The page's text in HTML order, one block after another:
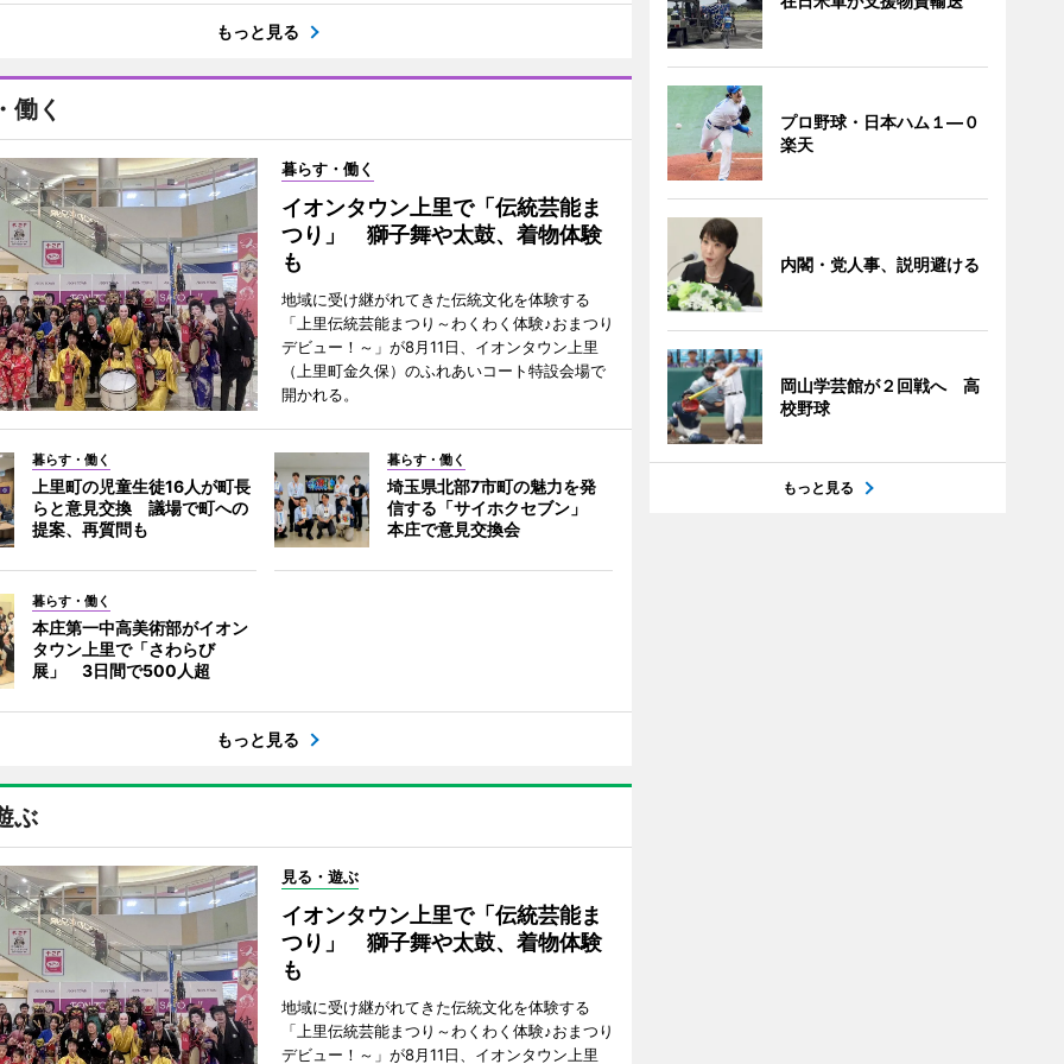
もっと見る
働く
暮らす・働く
イオンタウン上里で「伝統芸能ま
つり」 獅子舞や太鼓、着物体験
も
地域に受け継がれてきた伝統文化を体験する
「上里伝統芸能まつり～わくわく体験♪おまつり
デビュー！～」が8月11日、イオンタウン上里
（上里町金久保）のふれあいコート特設会場で
開かれる。
暮らす・働く
上里町の児童生徒16人が町長
らと意見交換 議場で町への
提案、再質問も
暮らす・働く
埼玉県北部7市町の魅力を発
信する「サイホクセブン」
本庄で意見交換会
暮らす・働く
本庄第一中高美術部がイオン
タウン上里で「さわらび
展」 3日間で500人超
もっと見る
ぶ
見る・遊ぶ
イオンタウン上里で「伝統芸能ま
つり」 獅子舞や太鼓、着物体験
も
地域に受け継がれてきた伝統文化を体験する
「上里伝統芸能まつり～わくわく体験♪おまつり
デビュー！～」が8月11日、イオンタウン上里
プロ野球・日本ハム１―０
楽天
内閣・党人事、説明避ける
岡山学芸館が２回戦へ 高
校野球
もっと見る